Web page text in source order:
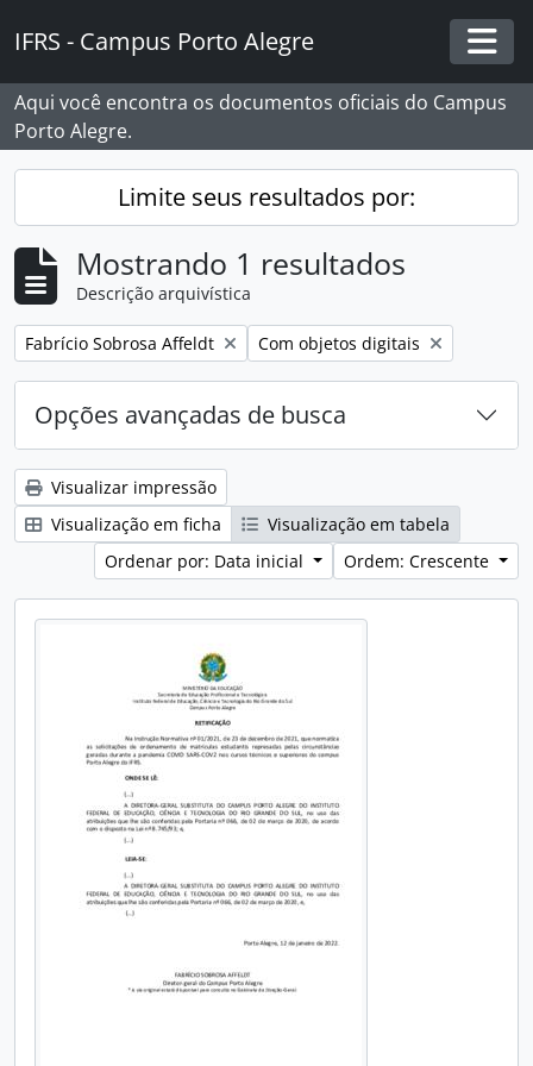
IFRS - Campus Porto Alegre
Aqui você encontra os documentos oficiais do Campus
Porto Alegre.
Limite seus resultados por:
Mostrando 1 resultados
Descrição arquivística
Remover filtro:
Fabrício Sobrosa Affeldt Remover filtro:
Com objetos digitais
Opções avançadas de busca
Visualizar impressão
Visualização em ficha
Visualização em tabela
Ordenar por: Data inicial
Ordem: Crescente